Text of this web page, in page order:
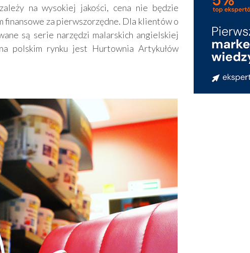
na wysokiej jakości, cena nie będzie
za pierwszorzędne. Dla klientów o
są serie narzędzi malarskich angielskiej
polskim rynku jest Hurtownia Artykułów